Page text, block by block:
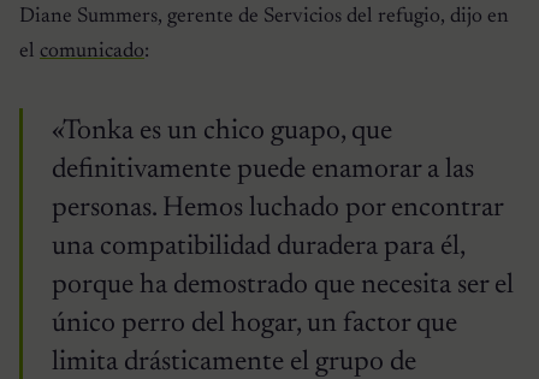
Diane Summers, gerente de Servicios del refugio, dijo en
el comunicado:
«Tonka es un chico guapo, que
definitivamente puede enamorar a las
personas. Hemos luchado por encontrar
una compatibilidad duradera para él,
porque ha demostrado que necesita ser el
único perro del hogar, un factor que
limita drásticamente el grupo de